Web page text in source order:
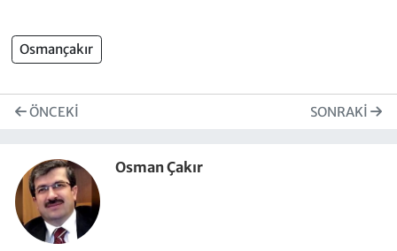
Osmançakır
ÖNCEKI SONRAKI
Osman Çakır